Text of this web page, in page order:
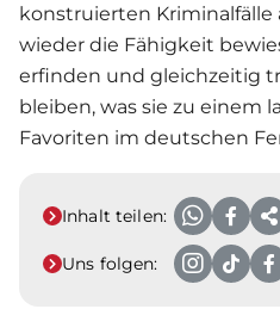
konstruierten Kriminalfälle
wieder die Fähigkeit
erfinden und gleichzeitig
bleiben, was sie zu einem
Favoriten im deutschen
Inhalt teilen:
Uns folgen: